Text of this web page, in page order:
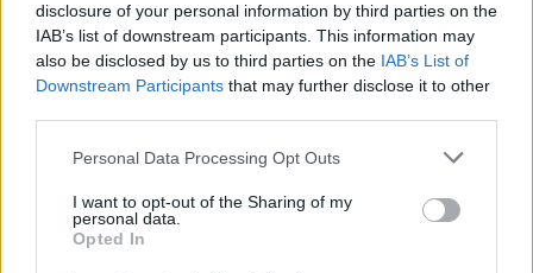
disclosure of your personal information by third parties on the
IAB’s list of downstream participants. This information may
also be disclosed by us to third parties on the IAB’s List of
Downstream Participants that may further disclose it to other
Personal Data Processing Opt Outs
I want to opt-out of the Sharing of my
personal data.
Opted In